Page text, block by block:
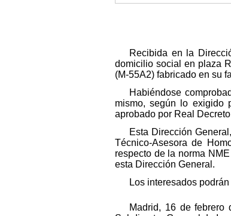
Recibida en la
domicilio social en plaza
(M-55A2) fabricado en su
Habiéndose
mismo, según lo exigido
aprobado por Real
Esta Dirección
Técnico-Asesora de
respecto de la norma
esta Dirección General.
Los interesados
Madrid, 16 de febrero